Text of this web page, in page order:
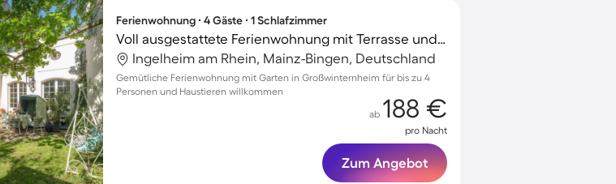
Ferienwohnung ∙ 4 Gäste ∙ 1 Schlafzimmer
Voll ausgestattete Ferienwohnung mit Terrasse und Garten | Haustiere sind willkommen
Ingelheim am Rhein, Mainz-Bingen, Deutschland
Gemütliche Ferienwohnung mit Garten in Großwinternheim für bis zu 4
Personen und Haustieren willkommen
ab 188 €
pro Nacht
Zum Angebot